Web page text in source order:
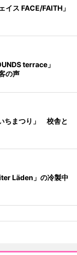
イス FACE/FAITH」
terrace」
の声
ちまつり」 校舎と
Läden」の冷製中